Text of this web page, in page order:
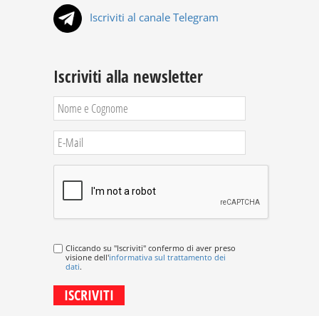
Iscriviti al canale Telegram
Iscriviti alla newsletter
Cliccando su "Iscriviti" confermo di aver preso
visione dell'informativa sul trattamento dei
dati.